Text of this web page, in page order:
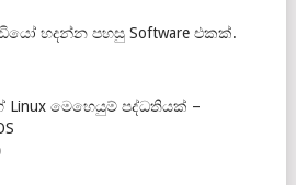
හදන්න පහසු Software එකක්.
Linux මෙහෙයුම් පද්ධතියක් –